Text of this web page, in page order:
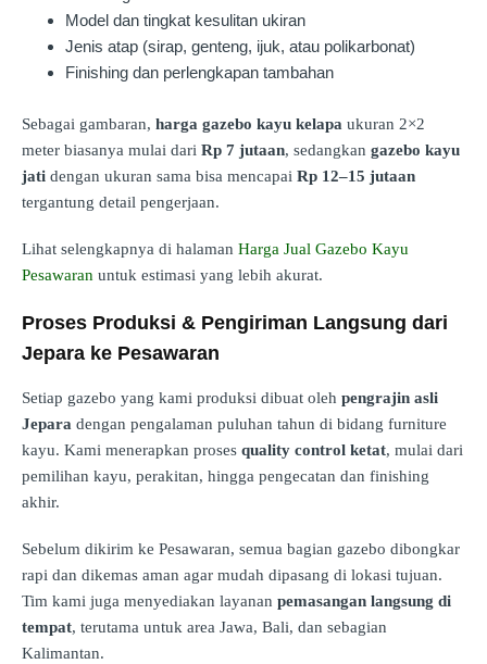
Model dan tingkat kesulitan ukiran
Jenis atap (sirap, genteng, ijuk, atau polikarbonat)
Finishing dan perlengkapan tambahan
Sebagai gambaran, harga gazebo kayu kelapa ukuran 2×2
meter biasanya mulai dari Rp 7 jutaan, sedangkan gazebo kayu
jati dengan ukuran sama bisa mencapai Rp 12–15 jutaan
tergantung detail pengerjaan.
Lihat selengkapnya di halaman Harga Jual Gazebo Kayu
Pesawaran untuk estimasi yang lebih akurat.
Proses Produksi & Pengiriman Langsung dari
Jepara ke Pesawaran
Setiap gazebo yang kami produksi dibuat oleh pengrajin asli
Jepara dengan pengalaman puluhan tahun di bidang furniture
kayu. Kami menerapkan proses quality control ketat, mulai dari
pemilihan kayu, perakitan, hingga pengecatan dan finishing
akhir.
Sebelum dikirim ke Pesawaran, semua bagian gazebo dibongkar
rapi dan dikemas aman agar mudah dipasang di lokasi tujuan.
Tim kami juga menyediakan layanan pemasangan langsung di
tempat, terutama untuk area Jawa, Bali, dan sebagian
Kalimantan.